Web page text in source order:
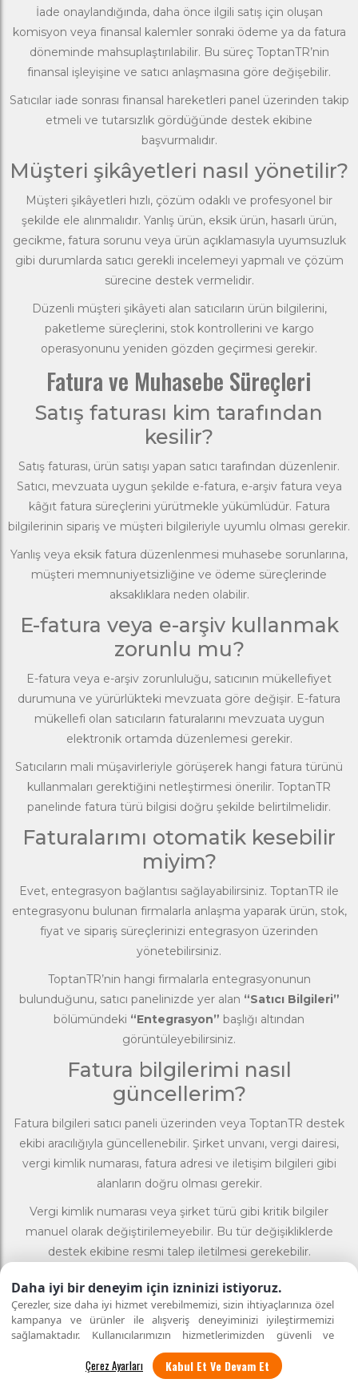
Daha iyi bir deneyim için izninizi istiyoruz.
Çerezler, size daha iyi hizmet verebilmemizi, sizin ihtiyaçlarınıza özel
kampanya ve ürünler ile alışveriş deneyiminizi iyileştirmemizi
sağlamaktadır. Kullanıcılarımızın hizmetlerimizden güvenli ve
eksiksiz şekilde faydalanmalarını sağlamak amacıyla sitemizi
kullanan kişilerin gizliliğini korumayı önemsiyoruz. "Kabul Et"
seçeneği ile tüm çerezleri kabul edebilirsiniz veya "Çerez Ayarları"
Kabul Et Ve Devam Et
İade onaylandığında, daha önce ilgili satış için oluşan
komisyon veya finansal kalemler sonraki ödeme ya da fatura
döneminde mahsuplaştırılabilir. Bu süreç ToptanTR’nin
finansal işleyişine ve satıcı anlaşmasına göre değişebilir.
Satıcılar iade sonrası finansal hareketleri panel üzerinden takip
etmeli ve tutarsızlık gördüğünde destek ekibine
başvurmalıdır.
Müşteri şikâyetleri nasıl yönetilir?
Müşteri şikâyetleri hızlı, çözüm odaklı ve profesyonel bir
şekilde ele alınmalıdır. Yanlış ürün, eksik ürün, hasarlı ürün,
gecikme, fatura sorunu veya ürün açıklamasıyla uyumsuzluk
gibi durumlarda satıcı gerekli incelemeyi yapmalı ve çözüm
sürecine destek vermelidir.
Düzenli müşteri şikâyeti alan satıcıların ürün bilgilerini,
paketleme süreçlerini, stok kontrollerini ve kargo
operasyonunu yeniden gözden geçirmesi gerekir.
Fatura ve Muhasebe Süreçleri
Satış faturası kim tarafından
kesilir?
Satış faturası, ürün satışı yapan satıcı tarafından düzenlenir.
Satıcı, mevzuata uygun şekilde e-fatura, e-arşiv fatura veya
kâğıt fatura süreçlerini yürütmekle yükümlüdür. Fatura
bilgilerinin sipariş ve müşteri bilgileriyle uyumlu olması gerekir.
Yanlış veya eksik fatura düzenlenmesi muhasebe sorunlarına,
müşteri memnuniyetsizliğine ve ödeme süreçlerinde
aksaklıklara neden olabilir.
E-fatura veya e-arşiv kullanmak
zorunlu mu?
E-fatura veya e-arşiv zorunluluğu, satıcının mükellefiyet
durumuna ve yürürlükteki mevzuata göre değişir. E-fatura
mükellefi olan satıcıların faturalarını mevzuata uygun
elektronik ortamda düzenlemesi gerekir.
Satıcıların mali müşavirleriyle görüşerek hangi fatura türünü
kullanmaları gerektiğini netleştirmesi önerilir. ToptanTR
panelinde fatura türü bilgisi doğru şekilde belirtilmelidir.
Faturalarımı otomatik kesebilir
miyim?
Evet, entegrasyon bağlantısı sağlayabilirsiniz. ToptanTR ile
entegrasyonu bulunan firmalarla anlaşma yaparak ürün, stok,
fiyat ve sipariş süreçlerinizi entegrasyon üzerinden
yönetebilirsiniz.
ToptanTR’nin hangi firmalarla entegrasyonunun
bulunduğunu, satıcı panelinizde yer alan “Satıcı Bilgileri”
bölümündeki “Entegrasyon” başlığı altından
görüntüleyebilirsiniz.
Fatura bilgilerimi nasıl
güncellerim?
Fatura bilgileri satıcı paneli üzerinden veya ToptanTR destek
ekibi aracılığıyla güncellenebilir. Şirket unvanı, vergi dairesi,
vergi kimlik numarası, fatura adresi ve iletişim bilgileri gibi
alanların doğru olması gerekir.
Vergi kimlik numarası veya şirket türü gibi kritik bilgiler
manuel olarak değiştirilemeyebilir. Bu tür değişikliklerde
destek ekibine resmi talep iletilmesi gerekebilir.
Entegrasyon Süreçleri
ToptanTR entegrasyonu nedir?
ToptanTR entegrasyonu, satıcının kendi yazılım sistemi, ERP,
muhasebe programı veya entegratör firma aracılığıyla